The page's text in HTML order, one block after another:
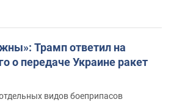
Трамп ответил на
о передаче Украине ракет
видов боеприпасов